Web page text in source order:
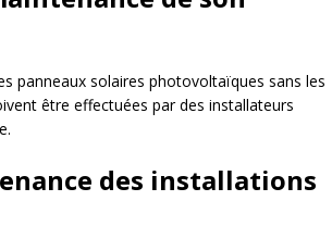
panneaux solaires photovoltaïques sans les
être effectuées par des installateurs
des installations